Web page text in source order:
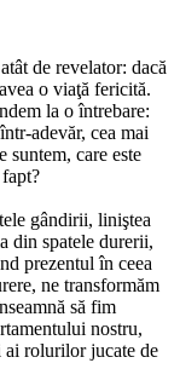
de revelator: dacă
o viaţă fericită.
la o întrebare:
adevăr, cea mai
suntem, care este
gândirii, liniştea
din spatele durerii,
prezentul în ceea
ne transformăm
să fim
nostru,
ai rolurilor jucate de